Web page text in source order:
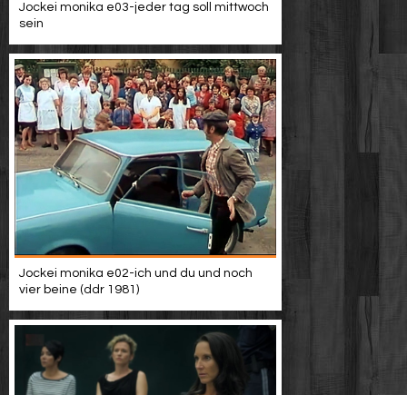
Jockei monika e03-jeder tag soll mittwoch
sein
Jockei monika e02-ich und du und noch
vier beine (ddr 1981)